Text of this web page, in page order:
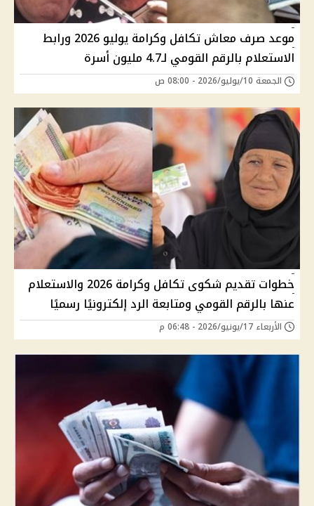
موعد صرف معاش تكافل وكرامة يوليو 2026 ورابط
الاستعلام بالرقم القومي لـ4.7 مليون أسرة
الجمعة 10/يوليو/2026 - 08:00 ص
خطوات تقديم شكوى تكافل وكرامة 2026 والاستعلام
عنها بالرقم القومي ومتابعة الرد إلكترونيًا رسميًا
الأربعاء 17/يونيو/2026 - 06:48 م